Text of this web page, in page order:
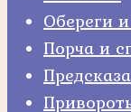
Обереги
Порча и